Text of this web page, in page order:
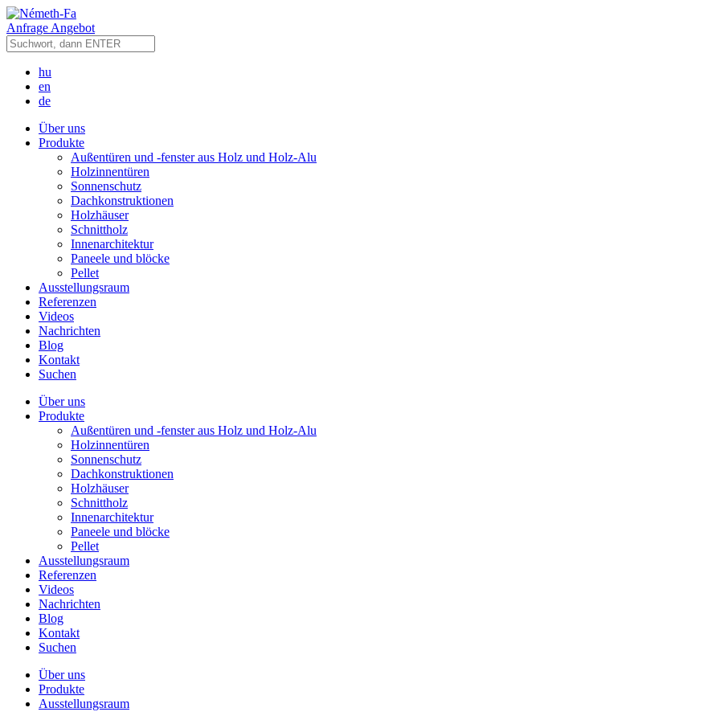
Anfrage Angebot
hu
en
de
Über uns
Produkte
Außentüren und -fenster aus Holz und Holz-Alu
Holzinnentüren
Sonnenschutz
Dachkonstruktionen
Holzhäuser
Schnittholz
Innenarchitektur
Paneele und blöcke
Pellet
Ausstellungsraum
Referenzen
Videos
Nachrichten
Blog
Kontakt
Suchen
Über uns
Produkte
Außentüren und -fenster aus Holz und Holz-Alu
Holzinnentüren
Sonnenschutz
Dachkonstruktionen
Holzhäuser
Schnittholz
Innenarchitektur
Paneele und blöcke
Pellet
Ausstellungsraum
Referenzen
Videos
Nachrichten
Blog
Kontakt
Suchen
Über uns
Produkte
Ausstellungsraum